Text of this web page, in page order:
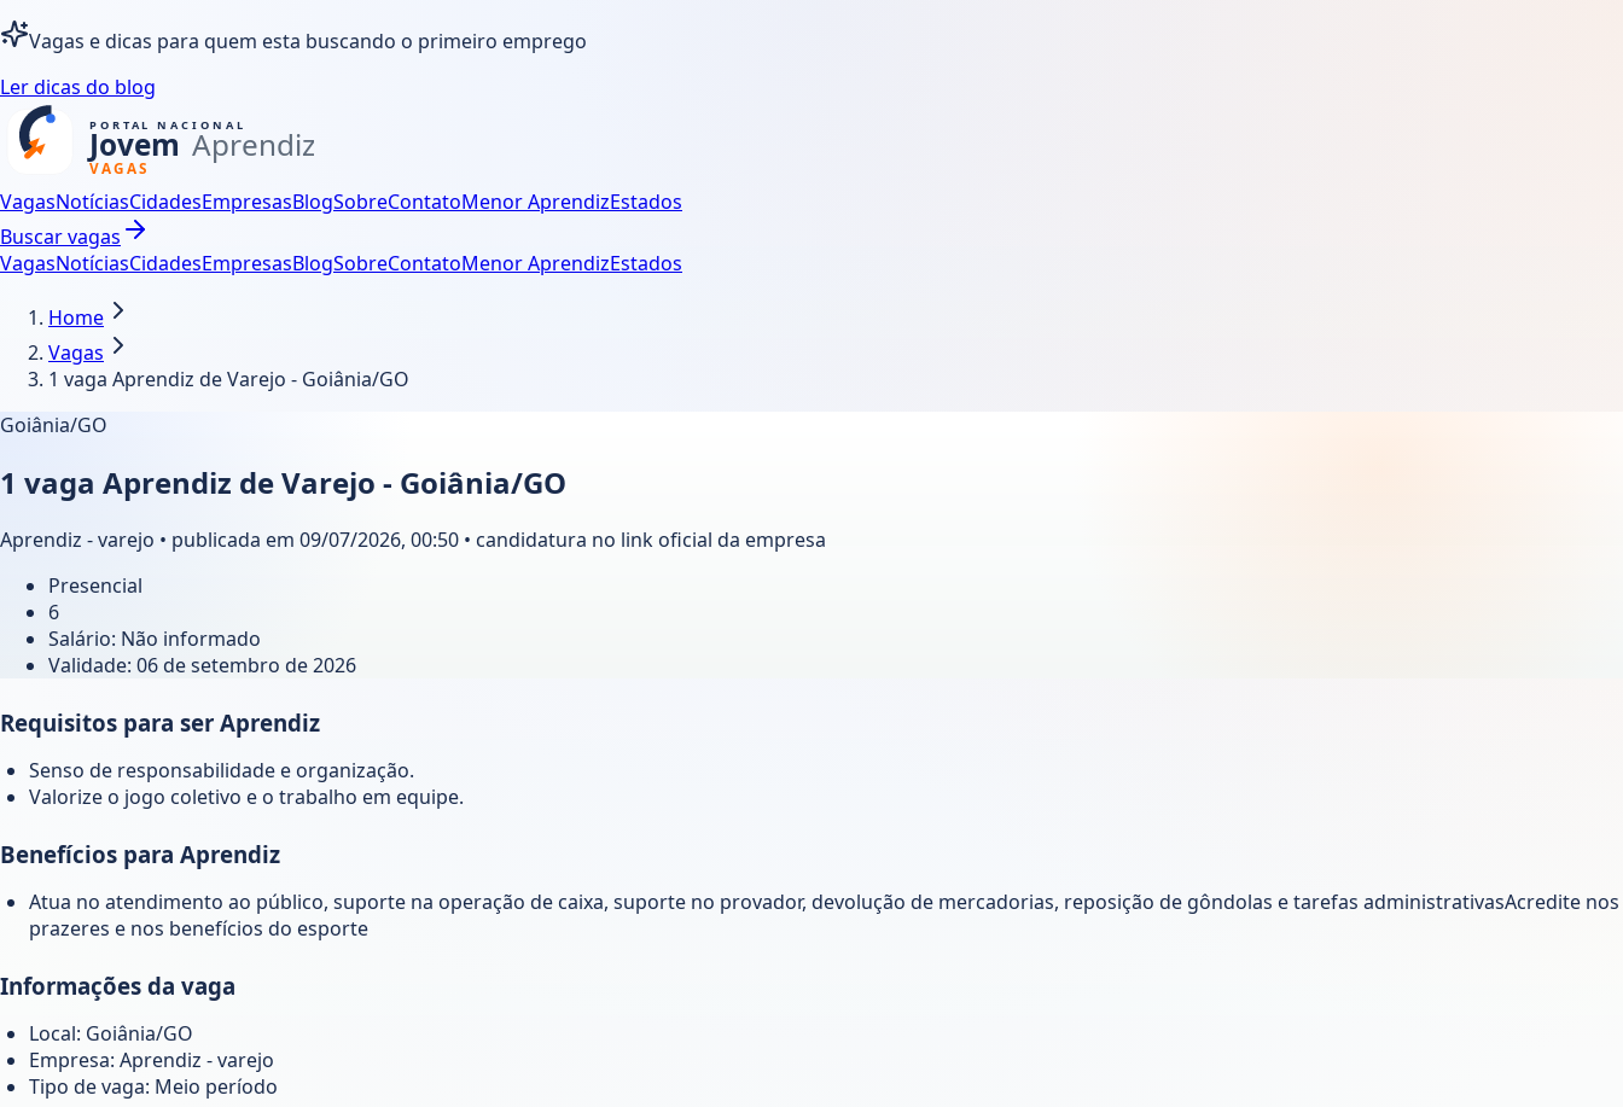
Vagas e dicas para quem esta buscando o primeiro emprego
Ler dicas do blog
VagasNotíciasCidadesEmpresasBlogSobreContatoMenor AprendizEstados
Buscar vagas
VagasNotíciasCidadesEmpresasBlogSobreContatoMenor AprendizEstados
Home
Vagas
1 vaga Aprendiz de Varejo - Goiânia/GO
Goiânia/GO
1 vaga Aprendiz de Varejo - Goiânia/GO
Aprendiz - varejo • publicada em 09/07/2026, 00:50 • candidatura no link oficial da empresa
Presencial
6
Salário: Não informado
Validade: 06 de setembro de 2026
Requisitos para ser Aprendiz
Senso de responsabilidade e organização.
Valorize o jogo coletivo e o trabalho em equipe.
Benefícios para Aprendiz
Atua no atendimento ao público, suporte na operação de caixa, suporte no provador, devolução de mercadorias, reposição de gôndolas e tarefas administrativasAcredite nos
prazeres e nos benefícios do esporte
Informações da vaga
Local: Goiânia/GO
Empresa: Aprendiz - varejo
Tipo de vaga: Meio período